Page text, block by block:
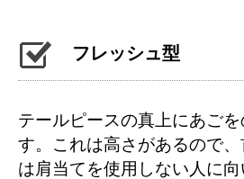
フレッシュ型
テールピースの真上にあご
す。これは高さがあるので
は肩当てを使用しない人に向